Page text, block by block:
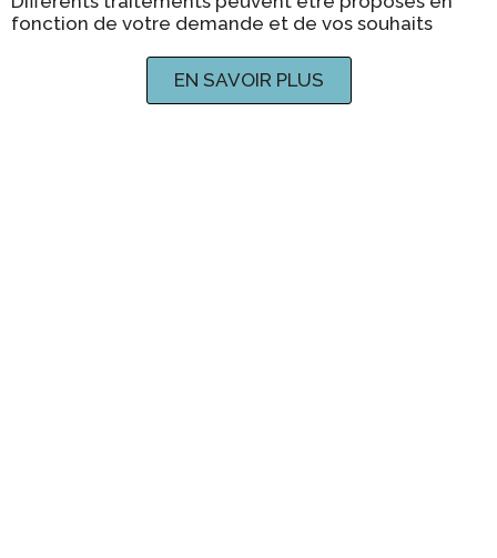
fonction de votre demande et de vos souhaits
EN SAVOIR PLUS